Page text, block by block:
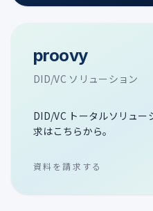
proovy
DID/VC ソリューション
DID/VC トータルソリュ
求はこちらから。
資料を請求する